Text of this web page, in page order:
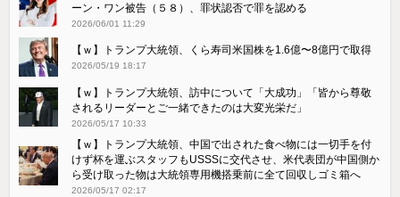
ーン・ワン被告（５８）、罪状認否で罪を認める
2026/06/01 11:29
【ｗ】トランプ大統領、くら寿司米国株を1.6億〜8億円で取得
2026/05/19 18:17
【ｗ】トランプ大統領、訪中について「大成功」「皆から尊敬
されるリーダーとご一緒できたのは大変光栄だ」
2026/05/17 10:33
【ｗ】トランプ大統領、中国で出された食べ物には一切手を付
けず杯を運ぶスタッフもUSSSに交代させ、米代表団が中国側か
ら受け取った物は大統領専用機搭乗前に全て回収しゴミ箱へ
2026/05/17 02:17